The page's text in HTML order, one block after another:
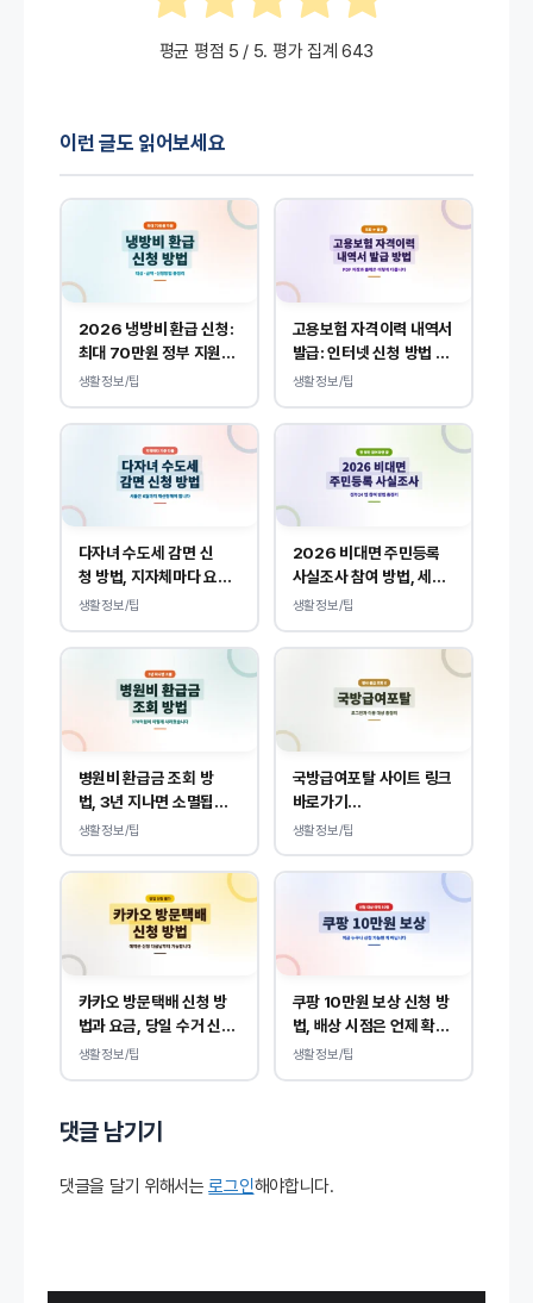
평균 평점 5 / 5. 평가 집계643
이런 글도 읽어보세요
2026 냉방비 환급 신청:
최대 70만원 정부 지원됩
니다.
생활정보/팁
고용보험 자격이력 내역서
발급: 인터넷 신청 방법 및
PDF 양식 출력
생활정보/팁
다자녀 수도세 감면 신
청 방법, 지자체마다 요금
할인 기준이 다릅니다.
생활정보/팁
2026 비대면 주민등록
사실조사 참여 방법, 세대
원 한 명만 하면 됩니다.
생활정보/팁
병원비 환급금 조회 방
법, 3년 지나면 소멸됩니
다.
생활정보/팁
국방급여포탈 사이트 링크
바로가기
(dpis.mnd.go.kr)
생활정보/팁
카카오 방문택배 신청 방
법과 요금, 당일 수거 신청
예약 안내
생활정보/팁
쿠팡 10만원 보상 신청 방
법, 배상 시점은 언제 확인
될까?
생활정보/팁
댓글 남기기
댓글을 달기 위해서는로그인해야합니다.